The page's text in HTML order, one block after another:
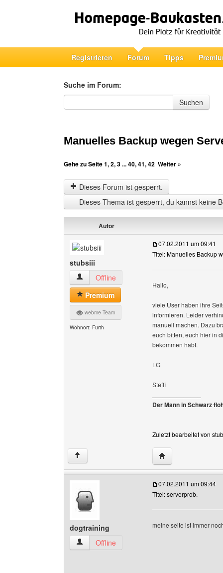
Registrieren Forum Tipps
Suche im Forum:
Suche im Forum
Suchen
Manuelles Backup wegen
Gehe zu Seite1,2,3...40,41,42 Weiter »
Dieses Forum ist gesperrt.
Dieses Thema ist gesperrt, du kannst keine
Autor
stubsiii
stubsiii Benutzer-Profile anzeigen
Offline
Premium
webme Team
Wohnort: Fürth
07.02.2011 um 09:41
Titel: Manuelles Backup
Hallo,
viele User haben ihre
informieren. Leider
manuell machen. Dazu
euch bitten, euch hier in
bekommen habt.
LG
Steffi
Der Mann in Schwarz
Zuletzt bearbeitet von
↑ Website dieses
dogtraining
dogtraining Benutzer-Profile anzeigen
Offline
07.02.2011 um 09:44
Titel: serverprob.
meine seite ist immer